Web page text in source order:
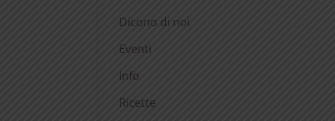
Dicono di noi
Eventi
Info
Ricette